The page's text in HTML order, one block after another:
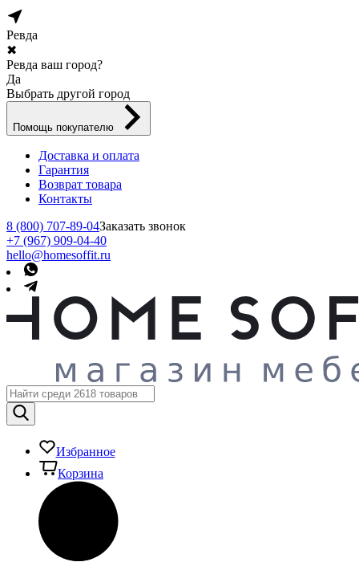
Ревда
✖
Ревда ваш город?
Да
Выбрать другой город
Помощь покупателю
Доставка и оплата
Гарантия
Возврат товара
Контакты
8 (800) 707-89-04Заказать звонок
+7 (967) 909-04-40
hello@homesoffit.ru
Избранное
Корзина